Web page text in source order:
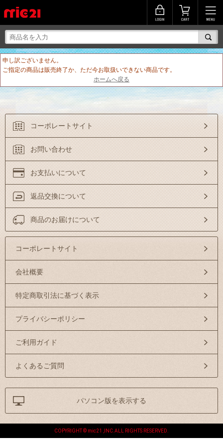
申し訳ございません。
ご指定の商品は販売終了か、ただ今お取扱いできない商品です。
ホームへ戻る
コーポレートサイト
お問い合わせ
お支払いについて
返品交換について
商品のお届けについて
コーポレートサイト
会社概要
特定商取引法に基づく表示
プライバシーポリシー
ご利用ガイド
よくあるご質問
パソコン版を表示する
COPYRIGHT © mic21 ,INC.ALL RIGHTS RESERVED.